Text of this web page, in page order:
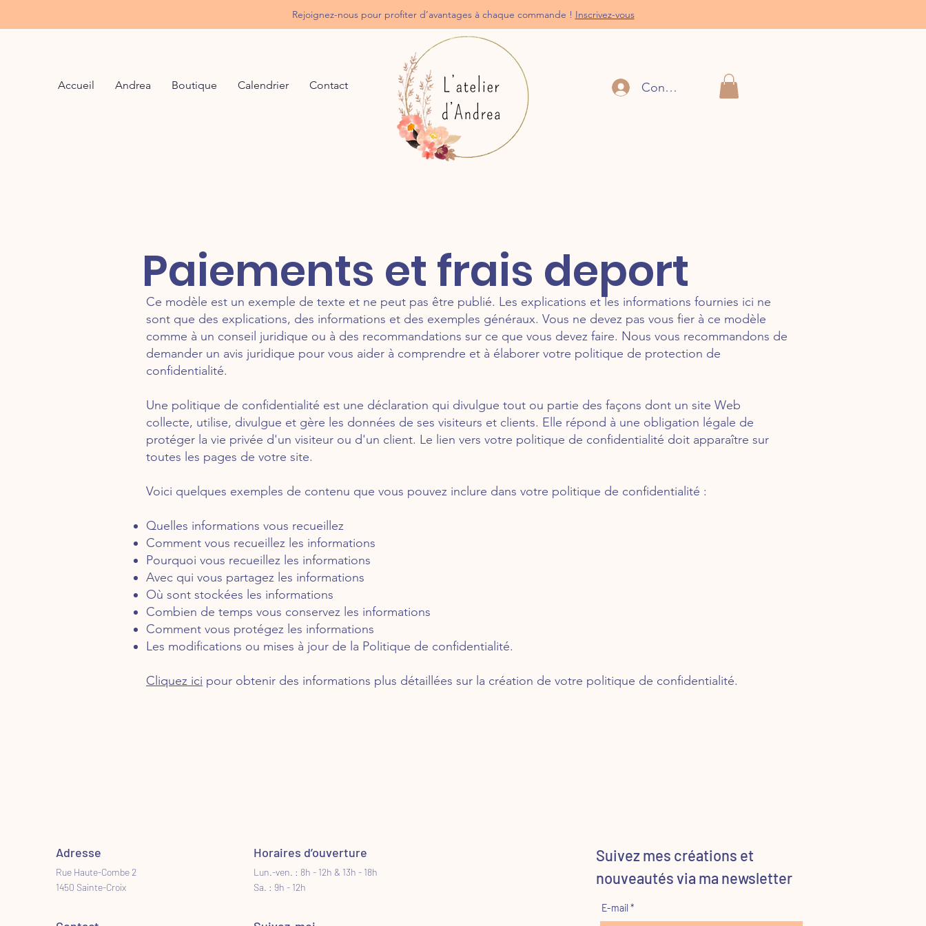
Rejoignez-nous pour profiter d’avantages à chaque commande ! Inscrivez-vous
Accueil Andrea Boutique Calendrier Contact Connection
Paiements et frais deport
Ce modèle est un exemple de texte et ne peut pas être publié. Les explications et les informations fournies ici ne
sont que des explications, des informations et des exemples généraux. Vous ne devez pas vous fier à ce modèle
comme à un conseil juridique ou à des recommandations sur ce que vous devez faire. Nous vous recommandons de
demander un avis juridique pour vous aider à comprendre et à élaborer votre politique de protection de
confidentialité.
Une politique de confidentialité est une déclaration qui divulgue tout ou partie des façons dont un site Web
collecte, utilise, divulgue et gère les données de ses visiteurs et clients. Elle répond à une obligation légale de
protéger la vie privée d'un visiteur ou d'un client. Le lien vers votre politique de confidentialité doit apparaître sur
toutes les pages de votre site.
Voici quelques exemples de contenu que vous pouvez inclure dans votre politique de confidentialité :
Quelles informations vous recueillez
Comment vous recueillez les informations
Pourquoi vous recueillez les informations
Avec qui vous partagez les informations
Où sont stockées les informations
Combien de temps vous conservez les informations
Comment vous protégez les informations
Les modifications ou mises à jour de la Politique de confidentialité.
Cliquez ici pour obtenir des informations plus détaillées sur la création de votre politique de confidentialité.
Adresse
Rue Haute-Combe 2
1450 Sainte-Croix
Horaires d’ouverture
Lun.-ven. : 8h - 12h & 13h - 18h
Sa. : 9h - 12h
Suivez mes créations et
nouveautés via ma newsletter
E-mail